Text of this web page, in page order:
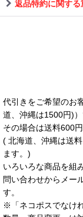
返品特約に関する
代引きをご希望のお
道、沖縄は1500円)）
その場合は送料600
( 北海道、沖縄は送
ます。)
いろいろな商品を組
問い合わせからメー
す。
※「ネコポスでなけ